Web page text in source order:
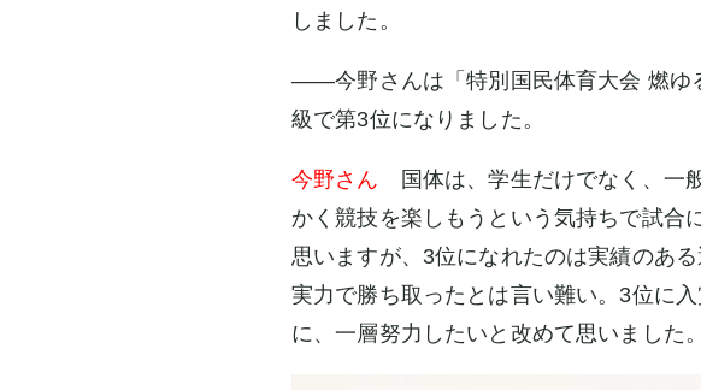
しました。
――今野さんは「特別国民体育大会 燃ゆ
級で第3位になりました。
今野さん 国体は、学生だけでなく、一
かく競技を楽しもうという気持ちで試合
思いますが、3位になれたのは実績のあ
実力で勝ち取ったとは言い難い。3位に
に、一層努力したいと改めて思いました。